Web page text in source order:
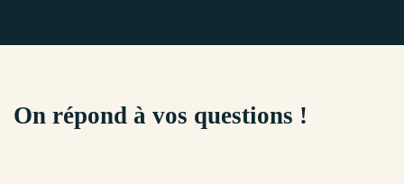
On répond à vos questions !